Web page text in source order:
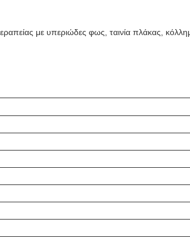
με υπεριώδες φως, ταινία πλάκας,